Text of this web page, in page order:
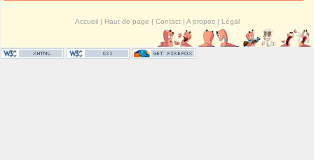
Accueil| Haut de page | Contact| A propos| Légal